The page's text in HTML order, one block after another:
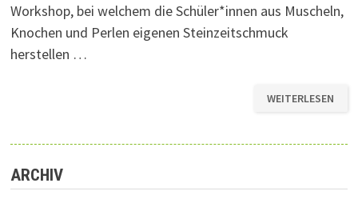
Workshop, bei welchem die Schüler*innen aus Muscheln,
Knochen und Perlen eigenen Steinzeitschmuck
herstellen …
ZUM
WEITERLESEN
ARCHIV